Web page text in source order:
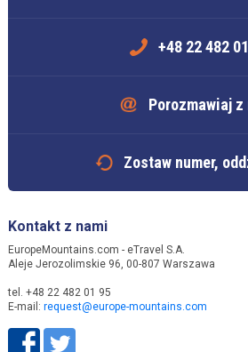
+48 22 482
Porozmawiaj z
Zostaw numer,
Kontakt z nami
EuropeMountains.com - eTravel S.A.
Aleje Jerozolimskie 96, 00-807 Warszawa
tel. +48 22 482 01 95
E-mail: request@europe-mountains.com